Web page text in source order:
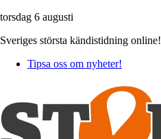
torsdag 6 augusti
Sveriges största kändistidning online!
Tipsa oss om nyheter!